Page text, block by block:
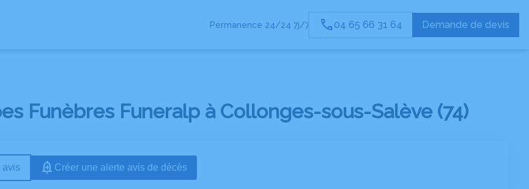
Permanence 24/24 7j/7 04 65 66 31 64 Demande de devis
Funèbres Funeralp à Collonges-sous-Salève (74)
avis Créer une alerte avis de décès